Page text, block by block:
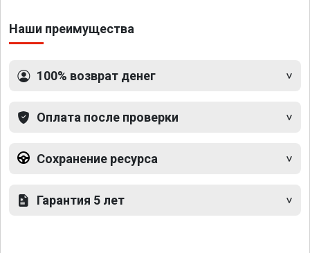
Наши преимущества
100% возврат денег
Оплата после проверки
Сохранение ресурса
Гарантия 5 лет